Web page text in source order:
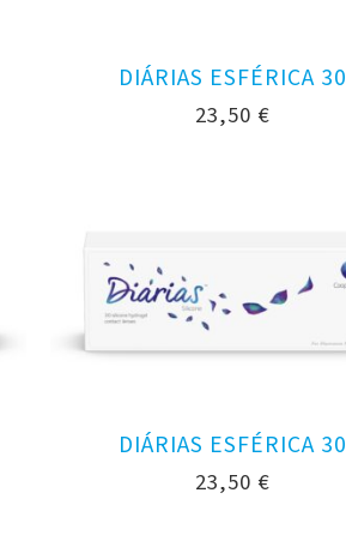
DIÁRIAS ESFÉRICA 30
23,50 €
DIÁRIAS ESFÉRICA 30
23,50 €